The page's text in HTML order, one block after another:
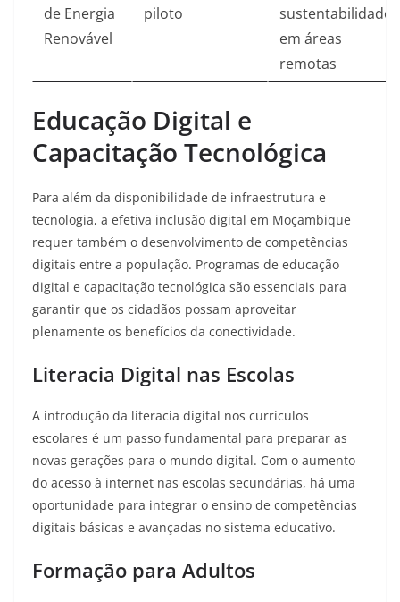
de Energia
Renovável
piloto
sustentabilidade
em áreas
remotas
Educação Digital e
Capacitação Tecnológica
Para além da disponibilidade de infraestrutura e
tecnologia, a efetiva inclusão digital em Moçambique
requer também o desenvolvimento de competências
digitais entre a população. Programas de educação
digital e capacitação tecnológica são essenciais para
garantir que os cidadãos possam aproveitar
plenamente os benefícios da conectividade.
Literacia Digital nas Escolas
A introdução da literacia digital nos currículos
escolares é um passo fundamental para preparar as
novas gerações para o mundo digital. Com o aumento
do acesso à internet nas escolas secundárias, há uma
oportunidade para integrar o ensino de competências
digitais básicas e avançadas no sistema educativo.
Formação para Adultos